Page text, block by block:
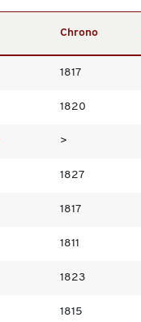
Chrono
1817
1820
>
1827
1817
1811
1823
1815